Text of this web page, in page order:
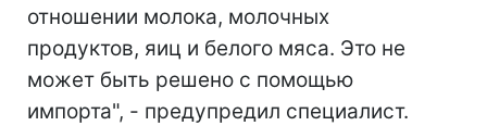
отношении молока, молочных
продуктов, яиц и белого мяса. Это не
может быть решено с помощью
импорта", - предупредил специалист.